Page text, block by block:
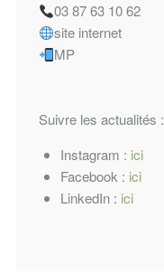
03 87 63 10 62
site internet
MP
Suivre les actualités :
Instagram : ici
Facebook : ici
LinkedIn : ici